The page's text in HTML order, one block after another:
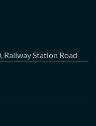
Railway Station Road